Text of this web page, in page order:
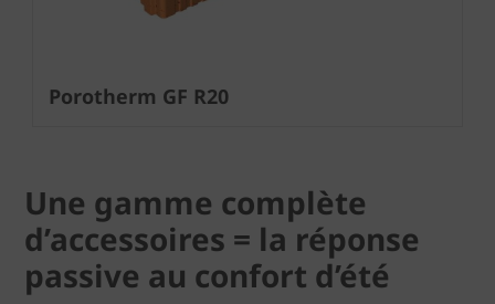
Porotherm GF R20
Une gamme complète
d’accessoires = la réponse
passive au confort d’été